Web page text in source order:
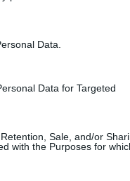
Data.
Data for Targeted
Sale, and/or
with the Purposes for